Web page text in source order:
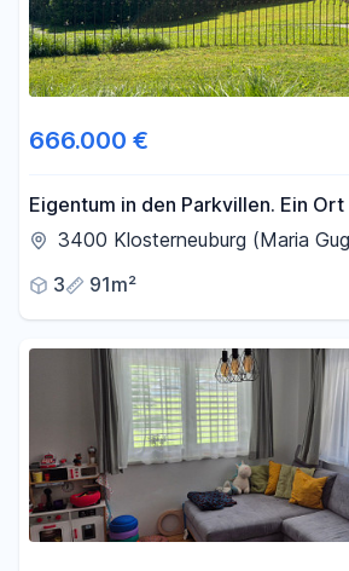
666.000 €
Eigentum in den Parkvillen. Ein
ein Zuhause zum Bleiben.
3400 Klosterneuburg (Maria
3
91m²